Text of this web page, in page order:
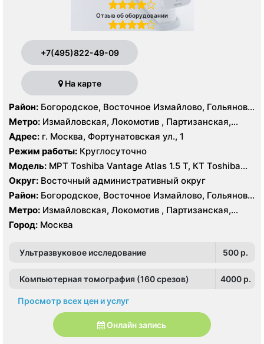
Отзыв об оборудовании
+7(495)822-49-09
На карте
Район: Богородское, Восточное Измайлово, Гольяново,
Измайлово, Соколиная Гора
Метро: Измайловская, Локомотив , Партизанская,
Преображенская площадь, Черкизовская
Адрес: г. Москва, Фортунатовская ул., 1
Режим работы: Круглосуточно
Модель: МРТ Toshiba Vantage Atlas 1.5 Т, КТ Toshiba
Aquilion Prime 160 срезов, Toshiba Aquilion CXL 128
срезов, Body Tom 32 среза УЗИ GE Voluson E8, GE Vivid
9
Округ: Восточный административный округ
Район: Богородское, Восточное Измайлово, Гольяново,
Измайлово, Соколиная Гора
Метро: Измайловская, Локомотив , Партизанская,
Преображенская площадь, Черкизовская
Город: Москва
Ультразвуковое исследование 500 p.
Компьютерная томография (160 срезов) 4000 p.
Просмотр всех цен и услуг
Онлайн запись